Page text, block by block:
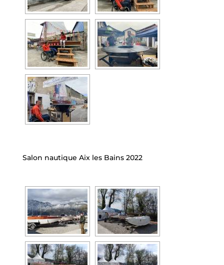
Salon nautique Aix les Bains 2022